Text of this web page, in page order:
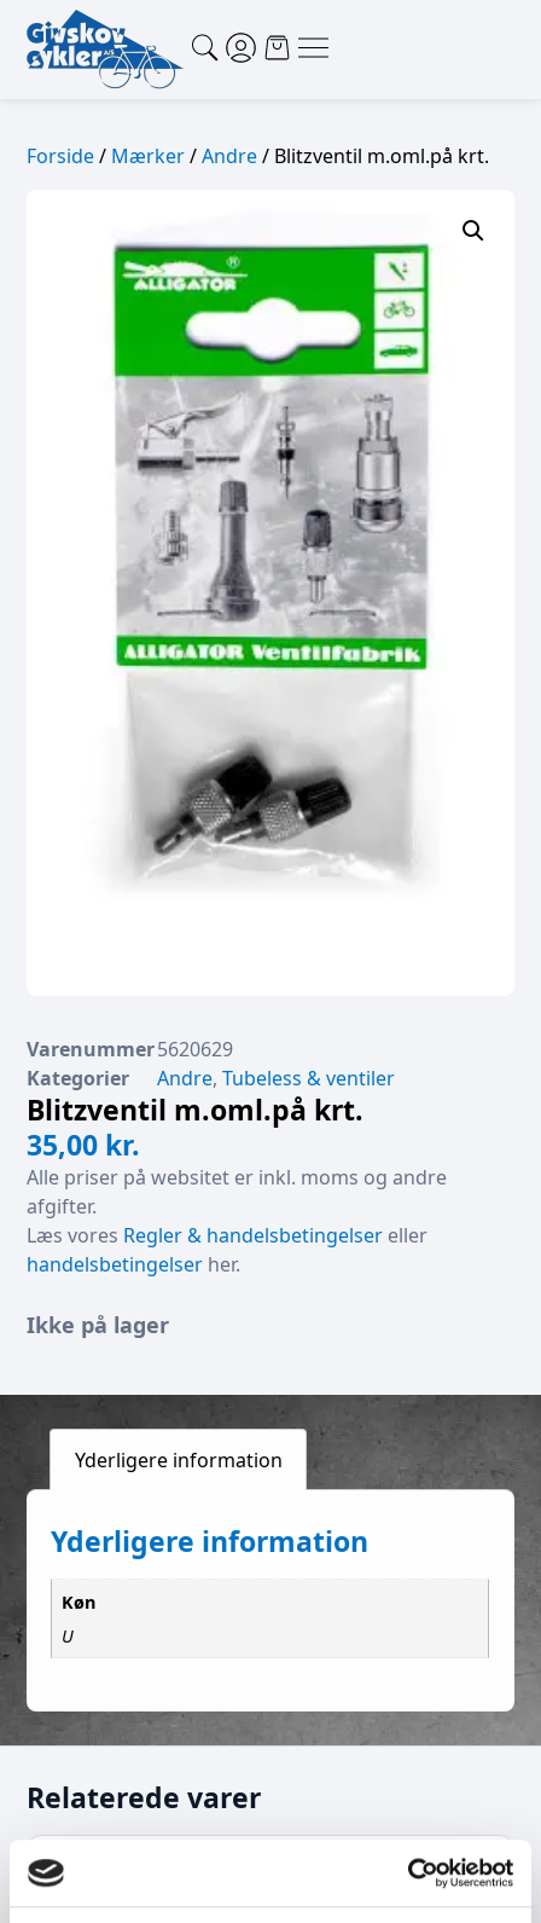
Forside/ Mærker/Andre/ Blitzventil m.oml.på krt.
Varenummer5620629
Kategorier
Andre,Tubeless & ventiler
Blitzventil m.oml.på krt.
35,00 kr.
Alle priser på websitet er inkl. moms og andre
afgifter.
Læs vores Regler & handelsbetingelser eller
handelsbetingelser her.
Ikke på lager
Yderligere information
Yderligere information
Køn
U
Relaterede varer
TILBUD!